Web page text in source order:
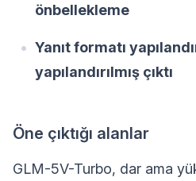
önbellekleme
Yanıt formatı
yapılandırılmış çıktı
Öne çıktığı alanlar
GLM-5V-Turbo, dar ama